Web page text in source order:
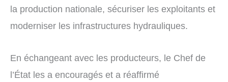
la production nationale, sécuriser les exploitants et
moderniser les infrastructures hydrauliques.
En échangeant avec les producteurs, le Chef de
l’État les a encouragés et a réaffirmé